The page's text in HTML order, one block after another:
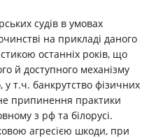
судів в умовах
на прикладі даного
останніх років, що
й доступного механізму
у т.ч. банкрутство фізичних
припинення практики
з рф та білорусі.
агресією шкоди, при